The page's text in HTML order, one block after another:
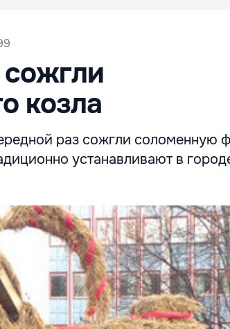
козла
раз сожгли соломенную
устанавливают в